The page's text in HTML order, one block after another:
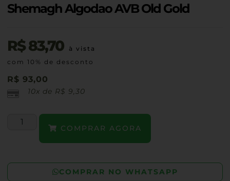
Shemagh Algodao AVB Old Gold
R$83,70
à vista
com 10% de desconto
R$ 93,00
10x de R$ 9,30
COMPRAR AGORA
COMPRAR NO WHATSAPP